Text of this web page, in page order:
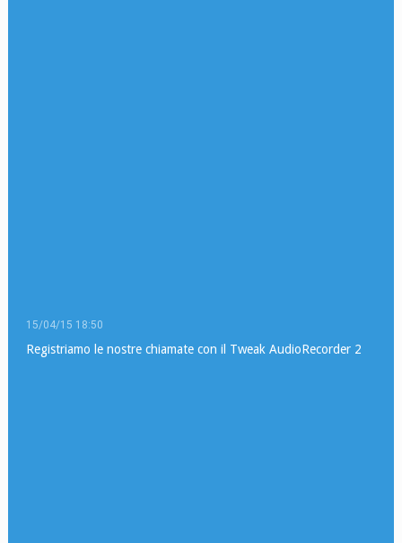
15/04/15 18:50
Registriamo le nostre chiamate con il Tweak AudioRecorder 2